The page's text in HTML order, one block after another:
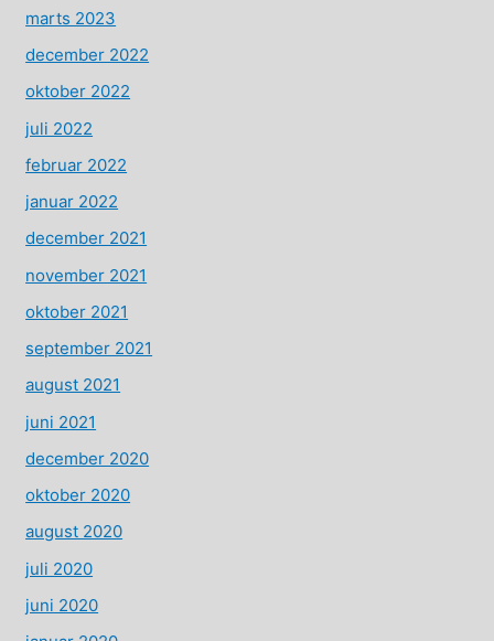
marts 2023
december 2022
oktober 2022
juli 2022
februar 2022
januar 2022
december 2021
november 2021
oktober 2021
september 2021
august 2021
juni 2021
december 2020
oktober 2020
august 2020
juli 2020
juni 2020